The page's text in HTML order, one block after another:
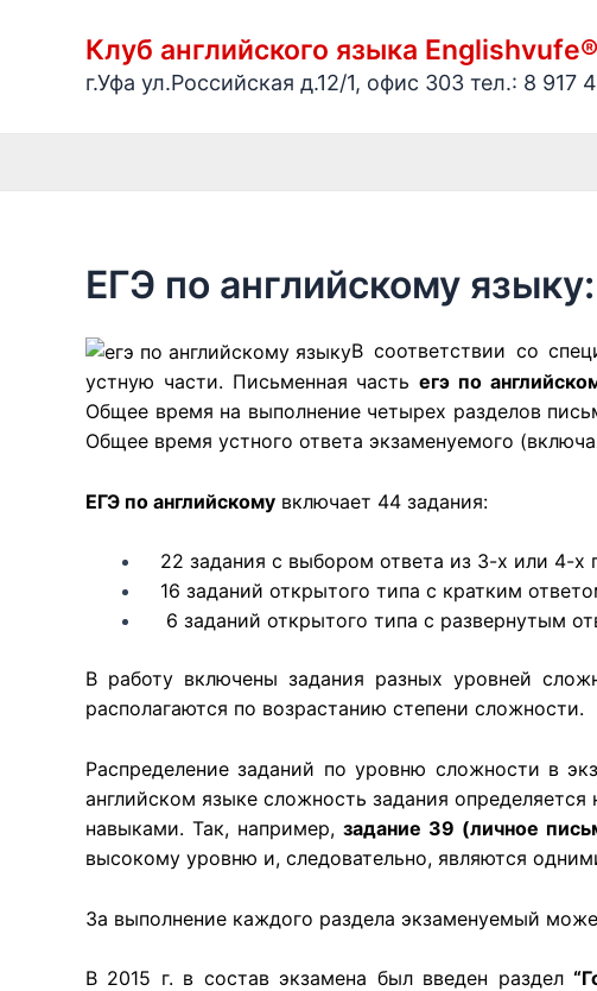
содержимому
Клуб английского языка
г.Уфа ул.Российская д.12/1, офис 303 тел.: 8 917
ЕГЭ по английскому
В соответствии со
устную части. Письменная частьегэ по
Общее время на выполнение четырех разделов
Общее время устного ответа экзаменуемого
ЕГЭ по английскому включает 44 задания:
22 задания с выбором ответа из 3-х или 4-х
16 заданий открытого типа с кратким
6 заданий открытого типа с развернутым
В работу включены задания разных уровней
располагаются по возрастанию степени сложности.
Распределение заданий по уровню сложности в
английском языке сложность задания
навыками. Так, например,задание 39 (личное
высокому уровню и, следовательно, являются
За выполнение каждого раздела экзаменуемый
В 2015 г. в состав экзамена был введен раздел